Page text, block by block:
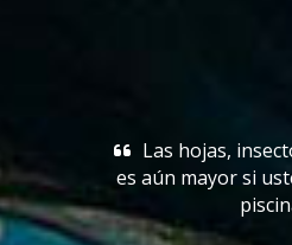
en las aguas de la
Si se desatiende,
telescópico viene muy